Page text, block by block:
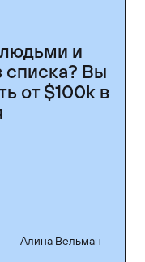
и
списка? Вы
от $100k в
Алина Вельман